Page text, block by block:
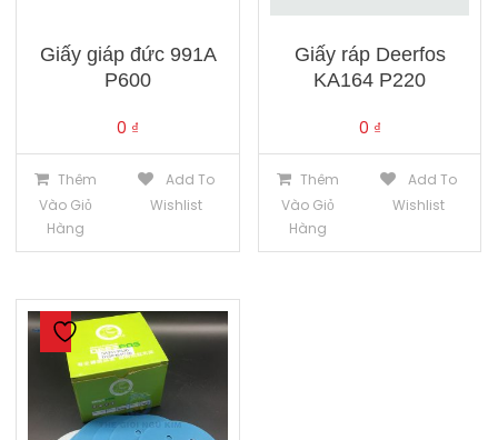
Giấy giáp đức 991A
P600
0 ₫
Thêm
Vào Giỏ
Hàng
Add To
Wishlist
Giấy ráp Deerfos
KA164 P220
0 ₫
Thêm
Vào Giỏ
Hàng
Add To
Wishlist